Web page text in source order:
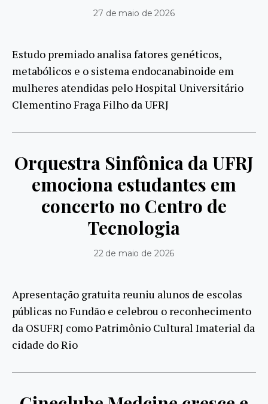
27 de maio de 2026
Estudo premiado analisa fatores genéticos,
metabólicos e o sistema endocanabinoide em
mulheres atendidas pelo Hospital Universitário
Clementino Fraga Filho da UFRJ
Orquestra Sinfônica da UFRJ
emociona estudantes em
concerto no Centro de
Tecnologia
22 de maio de 2026
Apresentação gratuita reuniu alunos de escolas
públicas no Fundão e celebrou o reconhecimento
da OSUFRJ como Patrimônio Cultural Imaterial da
cidade do Rio